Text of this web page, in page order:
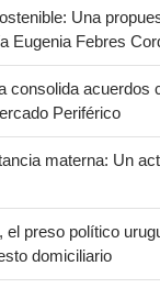
Una
Eugenia Febres
consolida acuerdos
Periférico
materna: Un
el preso político
domiciliario